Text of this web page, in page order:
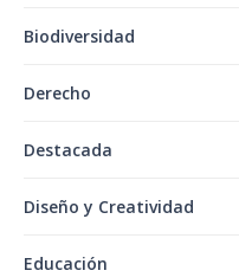
Biodiversidad
Derecho
Destacada
Diseño y Creatividad
Educación